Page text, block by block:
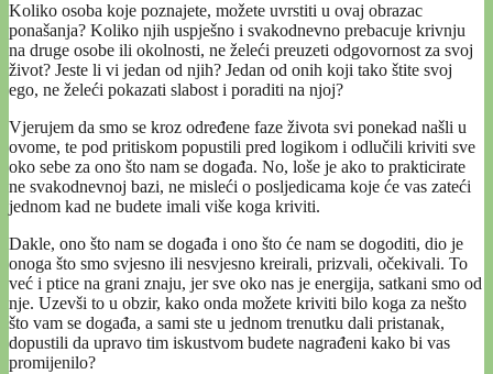
Koliko osoba koje poznajete, možete uvrstiti u ovaj obrazac
ponašanja? Koliko njih uspješno i svakodnevno prebacuje krivnju
na druge osobe ili okolnosti, ne želeći preuzeti odgovornost za svoj
život? Jeste li vi jedan od njih? Jedan od onih koji tako štite svoj
ego, ne želeći pokazati slabost i poraditi na njoj?
Vjerujem da smo se kroz određene faze života svi ponekad našli u
ovome, te pod pritiskom popustili pred logikom i odlučili kriviti sve
oko sebe za ono što nam se događa. No, loše je ako to prakticirate
ne svakodnevnoj bazi, ne misleći o posljedicama koje će vas zateći
jednom kad ne budete imali više koga kriviti.
Dakle, ono što nam se događa i ono što će nam se dogoditi, dio je
onoga što smo svjesno ili nesvjesno kreirali, prizvali, očekivali. To
već i ptice na grani znaju, jer sve oko nas je energija, satkani smo od
nje. Uzevši to u obzir, kako onda možete kriviti bilo koga za nešto
što vam se događa, a sami ste u jednom trenutku dali pristanak,
dopustili da upravo tim iskustvom budete nagrađeni kako bi vas
promijenilo?